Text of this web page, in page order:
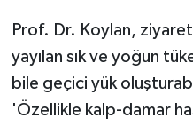
Prof. Dr. Koylan,
yayılan sık ve yoğun
bile geçici yük
'Özellikle kalp-damar